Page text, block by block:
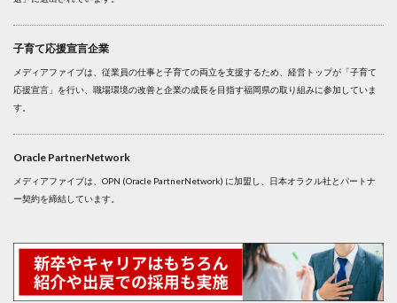
子育て応援宣言企業
メディアファイブは、従業員の仕事と子育ての両立を支援するため、経営トップが「子育て
応援宣言」を行い、職場環境の改善と企業の成長を目指す福岡県の取り組みに参加していま
す。
Oracle PartnerNetwork
メディアファイブは、OPN (Oracle PartnerNetwork) に加盟し、日本オラクル社とパートナ
ー契約を締結しています。